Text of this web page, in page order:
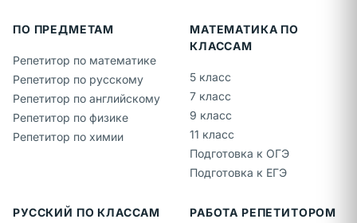
ПО ПРЕДМЕТАМ
Репетитор по математике
Репетитор по русскому
Репетитор по английскому
Репетитор по физике
Репетитор по химии
МАТЕМАТИКА ПО
КЛАССАМ
5 класс
7 класс
9 класс
11 класс
Подготовка к ОГЭ
Подготовка к ЕГЭ
РУССКИЙ ПО КЛАССАМ РАБОТА РЕПЕТИТОРОМ